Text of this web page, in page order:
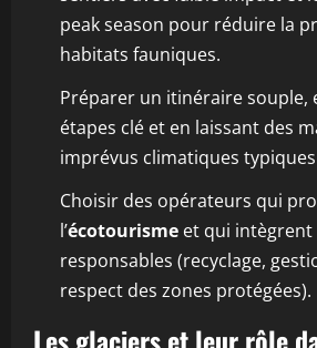
peak season pour réduire la
habitats fauniques.
Préparer un itinéraire souple,
étapes clé et en laissant des
imprévus climatiques
Choisir des opérateurs qui
l’écotourisme et qui
responsables (recyclage,
respect des zones protégées).